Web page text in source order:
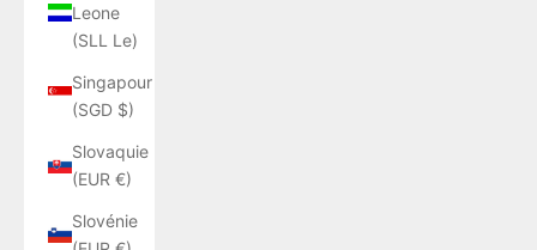
Leone
(SLL Le)
Singapour
(SGD $)
Slovaquie
(EUR €)
Slovénie